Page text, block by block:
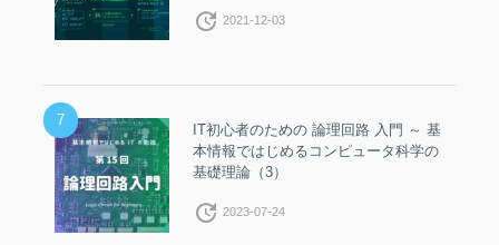
update 2021-12-03
7
IT初心者のための 論理回路 入門 ～ 基
本情報ではじめるコンピュータ科学の
基礎理論（3）
update 2023-07-24